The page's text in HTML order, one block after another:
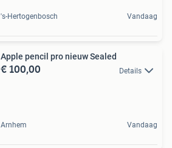
's-Hertogenbosch Vandaag
Apple pencil pro nieuw Sealed
€ 100,00 Details
Arnhem Vandaag